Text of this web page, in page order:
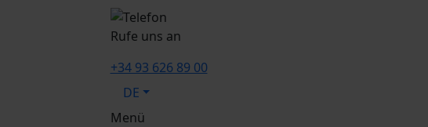
Rufe uns an
+34 93 626 89 00
DE
Menü